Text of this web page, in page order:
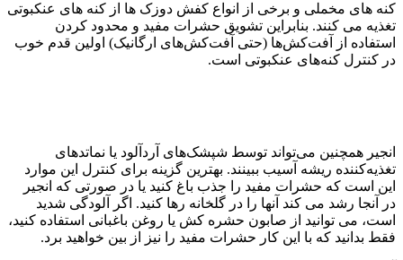
کنه های مخملی و برخی از انواع کفش دوزک ها از کنه های عنکبوتی
تغذیه می کنند. بنابراین تشویق حشرات مفید و محدود کردن
استفاده از آفت‌کش‌ها (حتی آفت‌کش‌های ارگانیک) اولین قدم خوب
در کنترل کنه‌های عنکبوتی است.
انجیر همچنین می‌تواند توسط شپشک‌های آردآلود یا نماتدهای
تغذیه‌کننده ریشه آسیب ببینند. بهترین گزینه برای کنترل این موارد
این است که حشرات مفید را جذب باغ کنید یا در صورتی که انجیر
در آنجا رشد می کند آنها را در گلخانه رها کنید. اگر آلودگی شدید
است، می توانید از صابون حشره کش یا روغن باغبانی استفاده کنید،
فقط بدانید که با این کار حشرات مفید را نیز از بین خواهید برد.